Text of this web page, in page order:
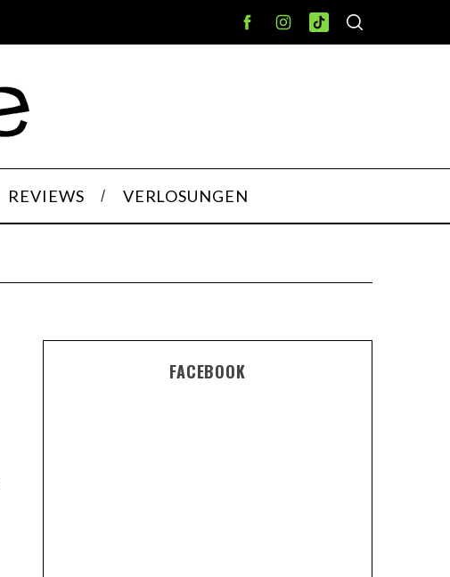
REVIEWS VERLOSUNGEN
FACEBOOK